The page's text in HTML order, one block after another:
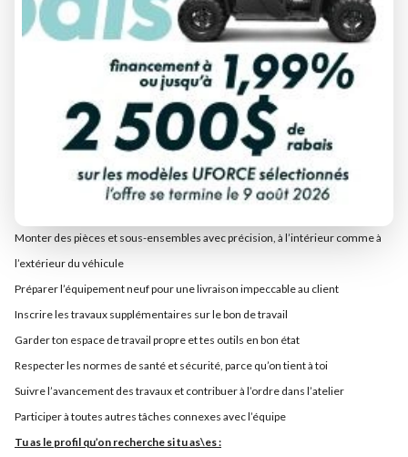
Des aptitudes à travailler en équipe
Ponctuel(le), serviable et courtois(e)
Formation de chariot élévateur
Des connaissances mécaniques (un atout)
Permis de conduire valide
Tes missions au quotidien :
Monter des pièces et sous-ensembles avec précision, à l’intérieur comme à
l’extérieur du véhicule
Préparer l’équipement neuf pour une livraison impeccable au client
Inscrire les travaux supplémentaires sur le bon de travail
Garder ton espace de travail propre et tes outils en bon état
Respecter les normes de santé et sécurité, parce qu’on tient à toi
Suivre l’avancement des travaux et contribuer à l’ordre dans l’atelier
Participer à toutes autres tâches connexes avec l’équipe
Tu as le profil qu’on recherche si tu as\es :